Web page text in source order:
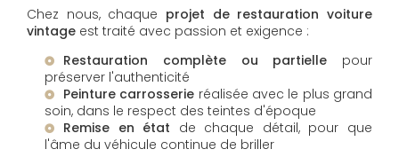
Chez nous, chaque projet de restauration voiture
vintage est traité avec passion et exigence :
Restauration complète ou partielle pour
préserver l'authenticité
Peinture carrosserie réalisée avec le plus grand
soin, dans le respect des teintes d'époque
Remise en état de chaque détail, pour que
l'âme du véhicule continue de briller